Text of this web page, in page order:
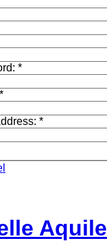
*
*
*
Aquile